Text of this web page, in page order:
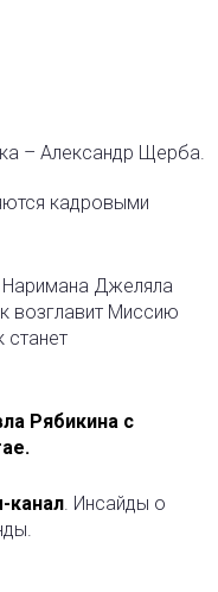
– Александр Щерба.
кадровыми
Наримана Джеляла
возглавит Миссию
станет
Рябикина с
канал. Инсайды о